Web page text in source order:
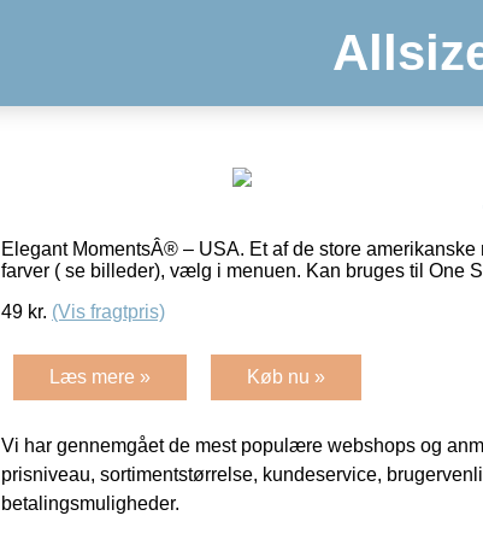
Elegant MomentsÂ® – USA. Et af de store
farver ( se billeder), vælg i menuen. Kan bruges til One
49 kr. (Vis fragtpris)
Læs mere » Køb nu »
Vi har gennemgået de mest populære webshops og
prisniveau, sortimentstørrelse, kundeservice,
betalingsmuligheder.